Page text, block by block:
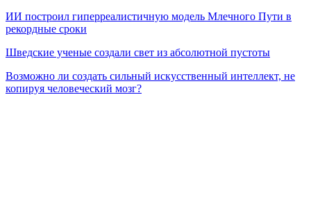
ИИ построил гиперреалистичную модель Млечного Пути в
рекордные сроки
Шведские ученые создали свет из абсолютной пустоты
Возможно ли создать сильный искусственный интеллект, не
копируя человеческий мозг?